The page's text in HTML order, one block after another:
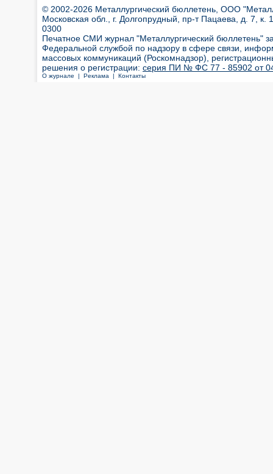
© 2002-2026 Металлургический бюллетень, ООО
Московская обл., г. Долгопрудный, пр-т Пацаева, д. 7,
0300
Печатное СМИ журнал "Металлургический бюллетень"
Федеральной службой по надзору в сфере связи,
массовых коммуникаций (Роскомнадзор),
решения о регистрации: серия ПИ № ФС 77 - 85902 от 04
О журнале | Реклама | Контакты